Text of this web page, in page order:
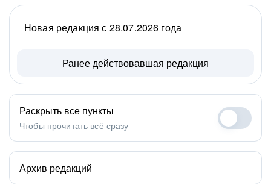
Новая редакция с 28.07.2026 года
Ранее действовавшая редакция
Раскрыть все пункты
Чтобы прочитать всё сразу
Архив редакций